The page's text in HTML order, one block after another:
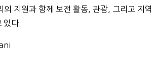
의 지원과 함께 보전 활동, 관광, 그리고 지역
있다.